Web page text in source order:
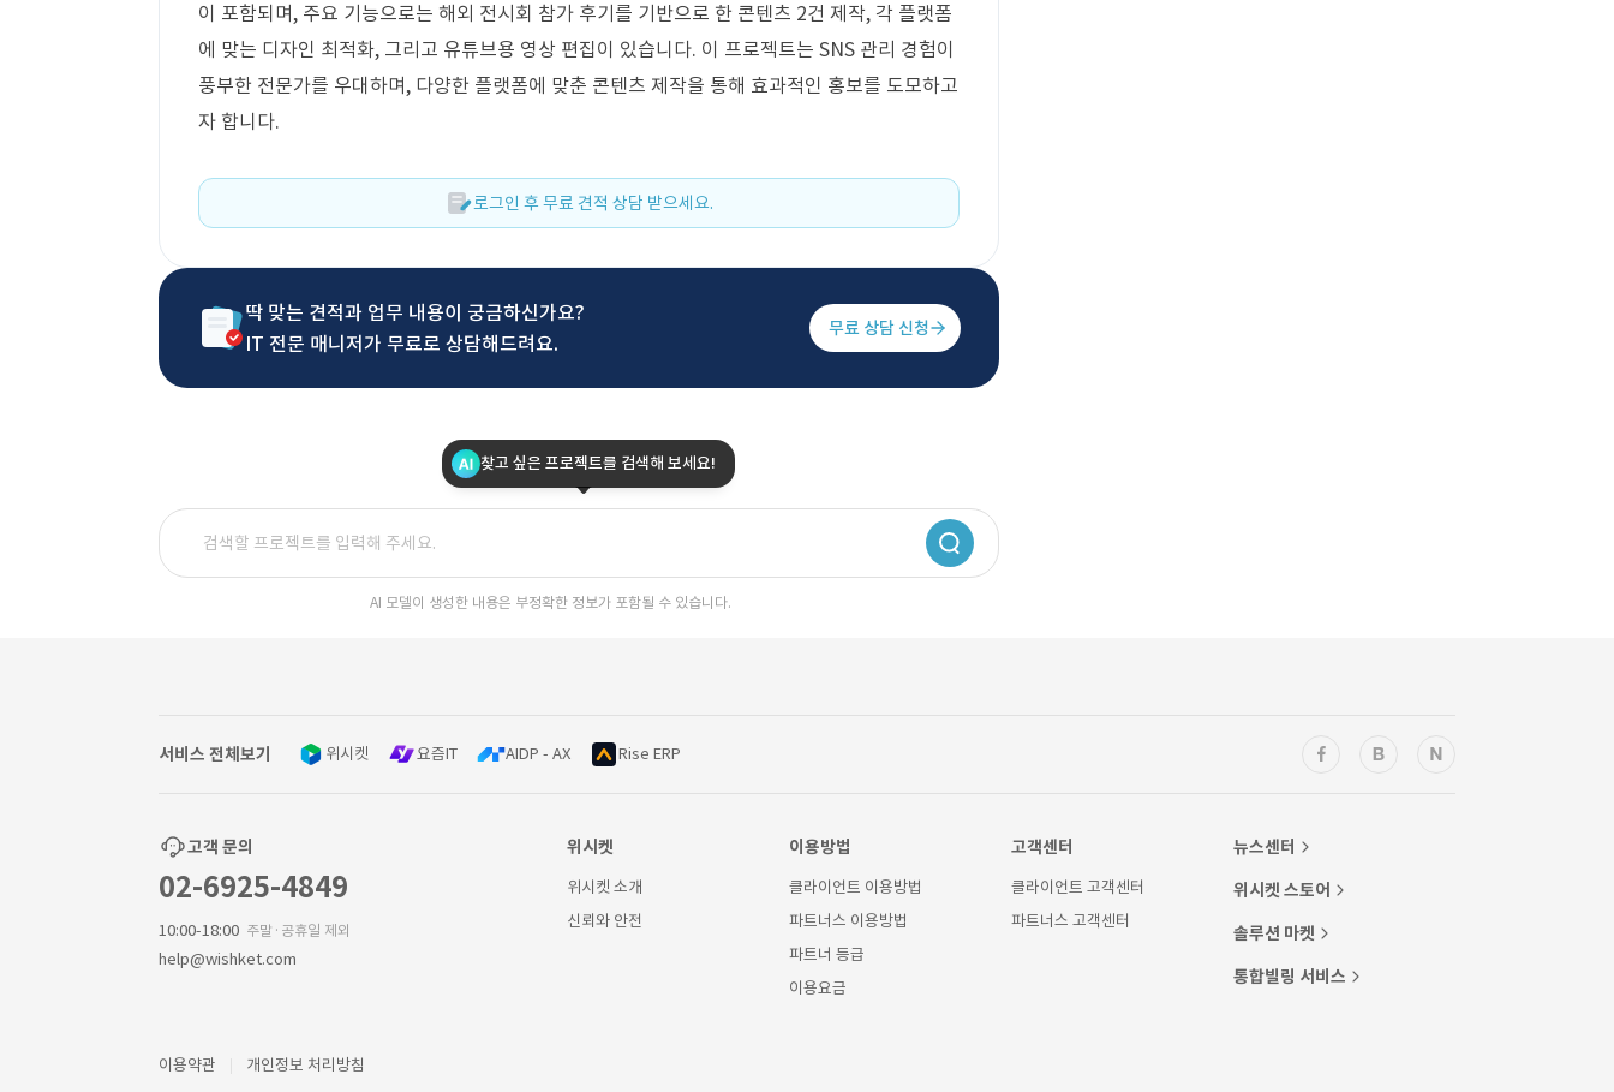
이 포함되며, 주요 기능으로는 해외 전시회 참가 후기를 기반으로 한 콘텐츠 2건 제작, 각 플랫폼
에 맞는 디자인 최적화, 그리고 유튜브용 영상 편집이 있습니다. 이 프로젝트는 SNS 관리 경험이
풍부한 전문가를 우대하며, 다양한 플랫폼에 맞춘 콘텐츠 제작을 통해 효과적인 홍보를 도모하고
자 합니다.
로그인 후 무료 견적 상담 받으세요.
딱 맞는 견적과 업무 내용이 궁금하신가요?
IT 전문 매니저가 무료로 상담해드려요.
무료 상담 신청
찾고 싶은 프로젝트를 검색해 보세요!
AI 모델이 생성한 내용은 부정확한 정보가 포함될 수 있습니다.
서비스 전체보기 위시켓 요즘IT AIDP - AX Rise ERP
고객 문의
02-6925-4849
10:00-18:00 주말·공휴일 제외
help@wishket.com
위시켓
위시켓 소개
신뢰와 안전
이용방법
클라이언트 이용방법
파트너스 이용방법
파트너 등급
이용요금
고객센터
클라이언트 고객센터
파트너스 고객센터
뉴스센터
위시켓 스토어
솔루션 마켓
통합빌링 서비스
이용약관 개인정보 처리방침